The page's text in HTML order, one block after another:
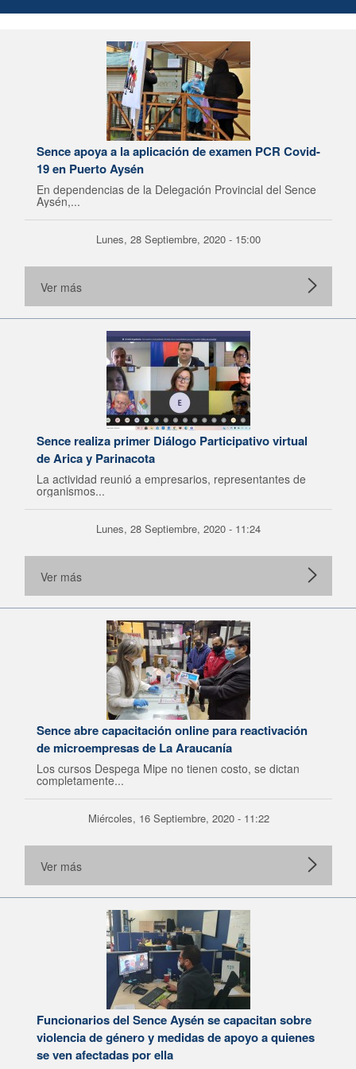
Sence apoya a la aplicación de examen PCR Covid-
19 en Puerto Aysén
En dependencias de la Delegación Provincial del Sence
Aysén,...
Lunes, 28 Septiembre, 2020 - 15:00
Ver más
Sence realiza primer Diálogo Participativo virtual
de Arica y Parinacota
La actividad reunió a empresarios, representantes de
organismos...
Lunes, 28 Septiembre, 2020 - 11:24
Ver más
Sence abre capacitación online para reactivación
de microempresas de La Araucanía
Los cursos Despega Mipe no tienen costo, se dictan
completamente...
Miércoles, 16 Septiembre, 2020 - 11:22
Ver más
Funcionarios del Sence Aysén se capacitan sobre
violencia de género y medidas de apoyo a quienes
se ven afectadas por ella